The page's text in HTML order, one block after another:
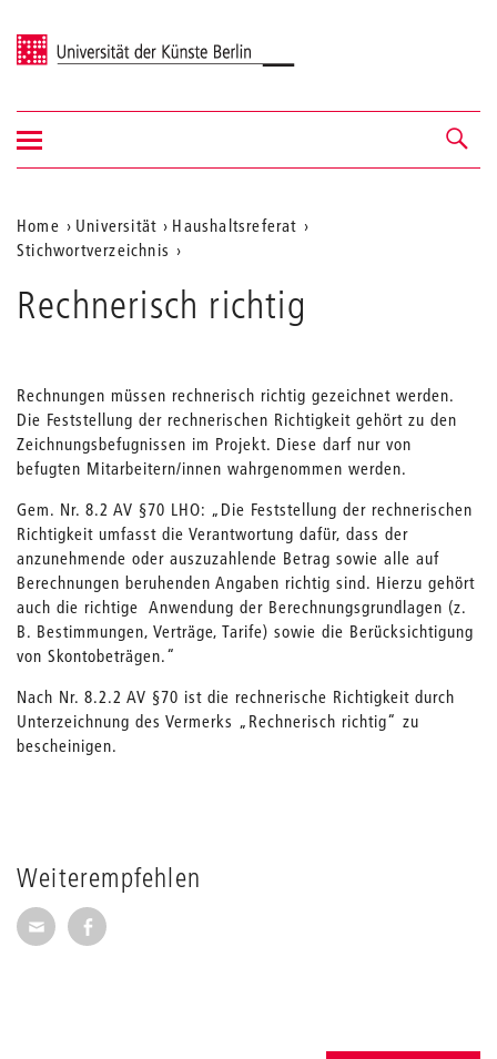
Universität der Künste Berlin
Navigation &
Suche
Navigation
ein-/ausblenden
Aktuelle
Position
auf
Home Universität
Haushaltsreferat
Stichwortverzeichnis
Rechnerisch richtig
Weiterempfehlen
Seite per E-Mail weiterempfehlen
Seite auf Facebook weiterempfehlen
Rechnungen müssen rechnerisch richtig gezeichnet werden.
Die Feststellung der rechnerischen Richtigkeit gehört zu den
Zeichnungsbefugnissen im Projekt. Diese darf nur von
befugten Mitarbeitern/innen wahrgenommen werden.
Gem. Nr. 8.2 AV §70 LHO: „Die Feststellung der rechnerischen
Richtigkeit umfasst die Verantwortung dafür, dass der
anzunehmende oder auszuzahlende Betrag sowie alle auf
Berechnungen beruhenden Angaben richtig sind. Hierzu gehört
auch die richtige Anwendung der Berechnungsgrundlagen (z.
B. Bestimmungen, Verträge, Tarife) sowie die Berücksichtigung
von Skontobeträgen.“
Nach Nr. 8.2.2 AV §70 ist die rechnerische Richtigkeit durch
Unterzeichnung des Vermerks „Rechnerisch richtig“ zu
bescheinigen.